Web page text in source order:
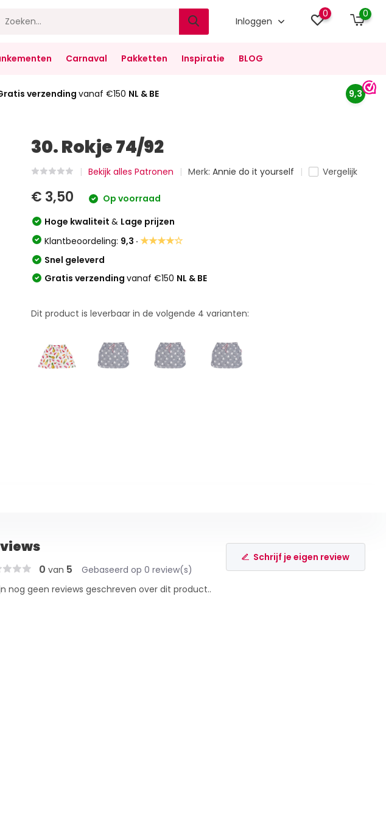
Inloggen
0 0
Carnaval Pakketten Inspiratie BLOG
verzending vanaf €150 NL & BE 9,3
30. Rokje 74/92
Bekijk alles Patronen Merk:Annie do it yourself Vergelijk
€ 3,50
Op voorraad
Hoge kwaliteit& Lage prijzen
Klantbeoordeling: 9,3 ·★★★★☆
Snel geleverd
Gratis verzendingvanaf €150 NL & BE
Dit product is leverbaar in de volgende 4 varianten:
0 van 5 Gebaseerd op 0 review(s)
Schrijf je eigen review
nog geen reviews geschreven over dit product..